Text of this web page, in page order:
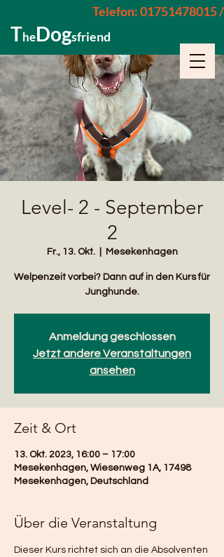
TheDogsfriend
Telefon: 01751478015 /
Level- 2 - September
2
Fr., 13. Okt.
  |
Mesekenhagen
Welpenzeit vorbei? Dann auf in den Kurs für
Junghunde.
Anmeldung geschlossen
Jetzt andere Veranstaltungen
ansehen
Zeit & Ort
13. Okt. 2023, 16:00 – 17:00
Mesekenhagen, Wiesenweg 1A, 17498
Mesekenhagen, Deutschland
Über die Veranstaltung
Dieser Kurs richtet sich an die Absolventen